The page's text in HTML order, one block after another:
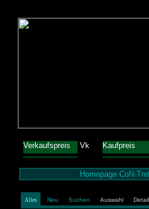
Verkaufspreis Vk Kaufpreis
Homepage CoN-
Alles Neu Suchen Auswahl Detail